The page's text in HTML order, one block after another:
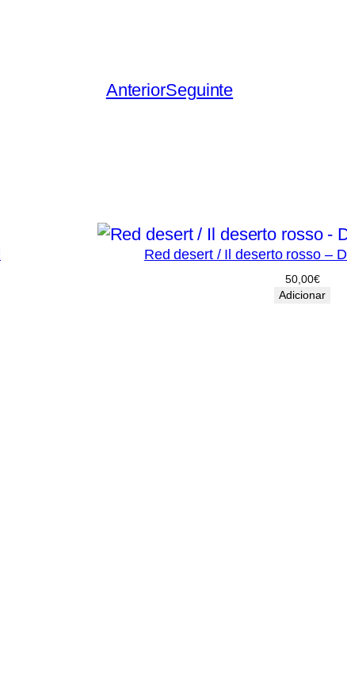
AnteriorSeguinte
Red desert / Il deserto rosso –
50,00€
Adicionar